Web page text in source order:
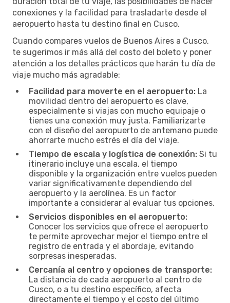
conexiones y la facilidad para trasladarte desde el
aeropuerto hasta tu destino final en Cusco.
Cuando compares vuelos de Buenos Aires a Cusco,
te sugerimos ir más allá del costo del boleto y poner
atención a los detalles prácticos que harán tu día de
viaje mucho más agradable:
Facilidad para moverte en el aeropuerto: La
movilidad dentro del aeropuerto es clave,
especialmente si viajas con mucho equipaje o
tienes una conexión muy justa. Familiarizarte
con el diseño del aeropuerto de antemano puede
ahorrarte mucho estrés el día del viaje.
Tiempo de escala y logística de conexión: Si tu
itinerario incluye una escala, el tiempo
disponible y la organización entre vuelos pueden
variar significativamente dependiendo del
aeropuerto y la aerolínea. Es un factor
importante a considerar al evaluar tus opciones.
Servicios disponibles en el aeropuerto:
Conocer los servicios que ofrece el aeropuerto
te permite aprovechar mejor el tiempo entre el
registro de entrada y el abordaje, evitando
sorpresas inesperadas.
Cercanía al centro y opciones de transporte:
La distancia de cada aeropuerto al centro de
Cusco, o a tu destino específico, afecta
directamente el tiempo y el costo del último